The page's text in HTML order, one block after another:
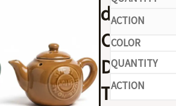
de
Diseño
Tetera